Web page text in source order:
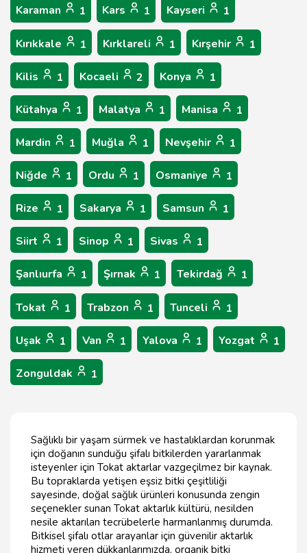
Karaman 1 Kars 1 Kayseri 1
Kırıkkale 1 Kırklareli 1 Kırşehir 1
Kilis 1 Kocaeli 2 Konya 1
Kütahya 1 Malatya 1 Manisa 1
Mardin 1 Muğla 1 Nevşehir 1
Niğde 1 Ordu 1 Osmaniye 1
Rize 1 Sakarya 1 Samsun 1
Siirt 1 Sinop 1 Sivas 1
Şanlıurfa 1 Şırnak 1 Tekirdağ 1
Tokat 1 Trabzon 1 Tunceli 1
Uşak 1 Van 1 Yalova 1 Yozgat 1
Zonguldak 1
Sağlıklı bir yaşam sürmek ve hastalıklardan korunmak
için doğanın sunduğu şifalı bitkilerden yararlanmak
isteyenler için Tokat aktarlar vazgeçilmez bir kaynak.
Bu topraklarda yetişen eşsiz bitki çeşitliliği
sayesinde, doğal sağlık ürünleri konusunda zengin
seçenekler sunan Tokat aktarlık kültürü, nesilden
nesile aktarılan tecrübelerle harmanlanmış durumda.
Bitkisel şifalı otlar arayanlar için güvenilir aktarlık
hizmeti veren dükkanlarımızda, organik bitki